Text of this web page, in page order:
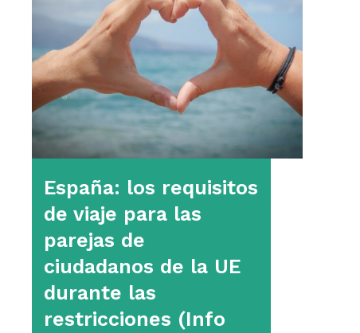
España: los requisitos
de viaje para las
parejas de
ciudadanos de la UE
durante las
restricciones (Info